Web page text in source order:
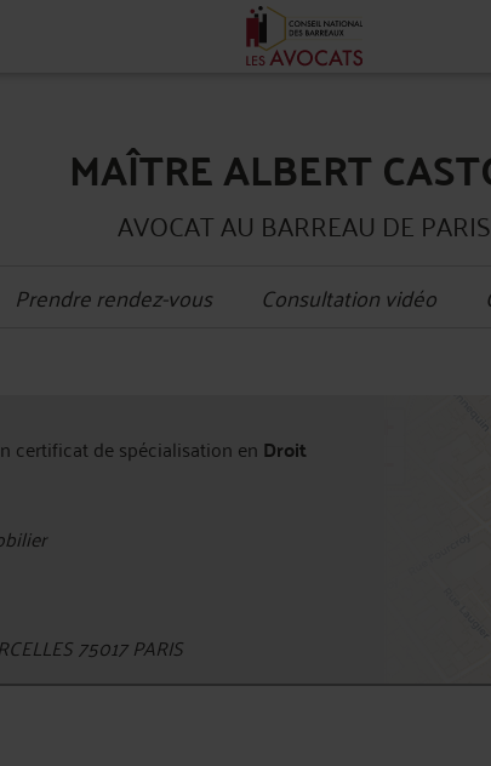
MAÎTRE ALBERT
AVOCAT AU BARREAU DE PARIS
Prendre rendez-vous Consultation vidéo
certificat de spécialisation en Droit
75017 PARIS